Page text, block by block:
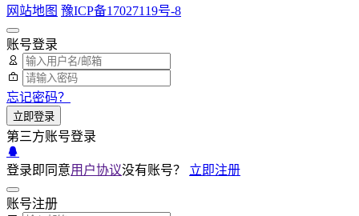
网站地图 豫ICP备17027119号-8
账号登录
忘记密码？
立即登录
第三方账号登录
登录即同意用户协议没有账号？ 立即注册
账号注册